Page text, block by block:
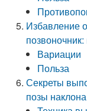
Избавление
Вариации
Польза
Секреты
позы